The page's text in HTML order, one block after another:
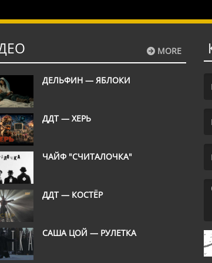
год Booking......
MORE
ДЕЛЬФИН — ЯБЛОКИ
ДДТ — ХЕРЬ
ЧАЙФ "СЧИТАЛОЧКА"
ДДТ — КОСТЁР
САША ЦОЙ — РУЛЕТКА